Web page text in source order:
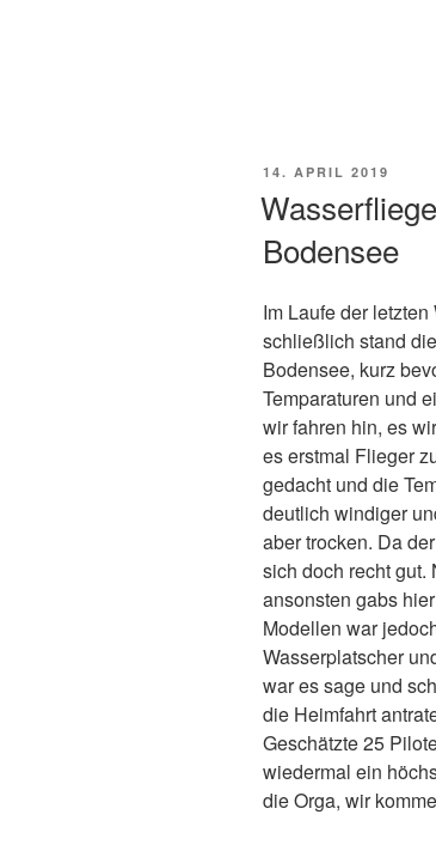
VERÖFFENTLICHT
14. APRIL 2019
Bodensee
Im Laufe der
schließlich stand
Bodensee, kurz
Temparaturen und
wir fahren hin, es
es erstmal Flieger
gedacht und die
deutlich windiger
aber trocken. Da
sich doch recht
ansonsten gabs
Modellen war
Wasserplatscher
war es sage und
die Heimfahrt
Geschätzte 25
wiedermal ein
die Orga, wir